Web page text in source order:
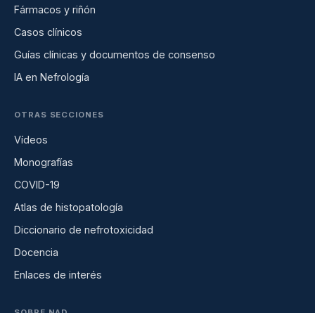
Fármacos y riñón
Casos clínicos
Guías clínicas y documentos de consenso
IA en Nefrología
OTRAS SECCIONES
Vídeos
Monografías
COVID-19
Atlas de histopatología
Diccionario de nefrotoxicidad
Docencia
Enlaces de interés